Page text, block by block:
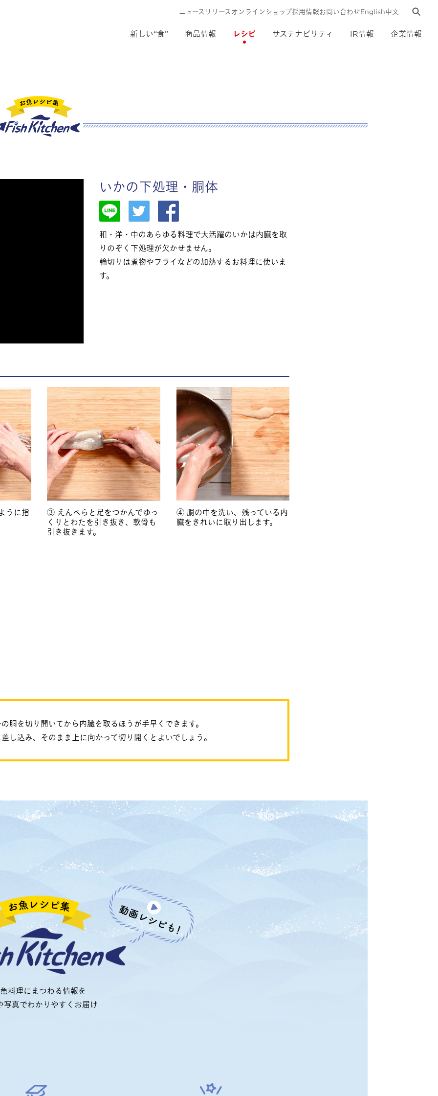
新しい“食” 商品情報 レシピ サステナビリティ IR情報 企業情報
ニュースリリースオンラインショップ採用情報お問い合わせEnglish中文
いかの下処理・胴体
和・洋・中のあらゆる料理で大活躍のいかは内臓を取
りのぞく下処理が欠かせません。
輪切りは煮物やフライなどの加熱するお料理に使いま
す。
うに指
③ えんぺらと足をつかんでゆっ
くりとわたを引き抜き、軟骨も
引き抜きます。
④ 胴の中を洗い、残っている内
臓をきれいに取り出します。
胴を切り開いてから内臓を取るほうが手早くできます。
し込み、そのまま上に向かって切り開くとよいでしょう。
料理にまつわる情報を
写真でわかりやすくお届け